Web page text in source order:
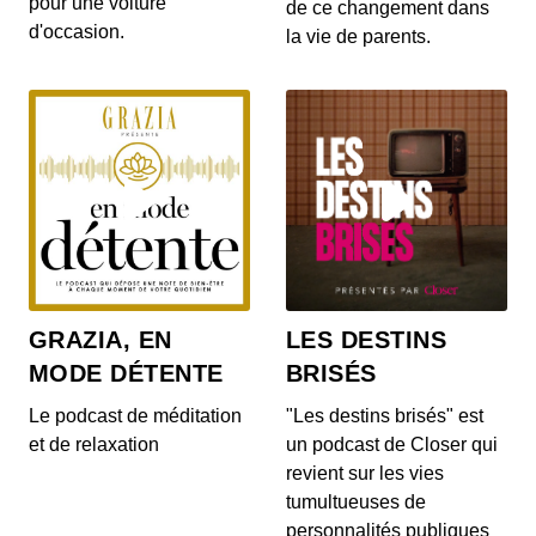
Le Range Rover et le Range Rover Sport s’offrent
quelques nouveautés ! On en parle dans...
S12E140: L'actu auto du 17 juillet 2020
00:04:05 - IL Y A 6 ANS
Au menu de ce vendredi 17 juillet : la découverte
du Cupra Formentor, la présentation de...
S12E139: L'actu auto du 16 juillet 2020
00:03:46 - IL Y A 6 ANS
Au menu du JT du jour : la Mercedes-AMG GT
Black Series, la Porsche 911 Turbo et le Ford...
d'occasion.
de ce changement dans
la vie de parents.
GRAZIA, EN
MODE DÉTENTE
Le podcast de méditation
et de relaxation
LES DESTINS
BRISÉS
"Les destins brisés" est
un podcast de Closer qui
revient sur les vies
tumultueuses de
personnalités publiques